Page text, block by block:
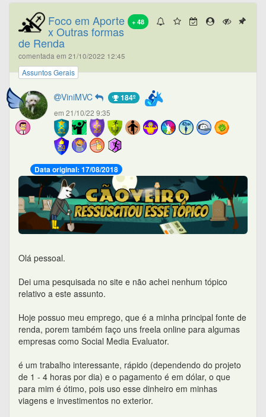
+ 48
Foco em Aporte
x Outras formas
de Renda
comentada em 21/10/2022 12:45
Assuntos Gerais
ViniMVC 184º
em 21/10/22 9:35
Data original: 17/08/2018
Olá pessoal.
Dei uma pesquisada no site e não achei nenhum tópico
relativo a este assunto.
Hoje possuo meu emprego, que é a minha principal fonte de
renda, porem também faço uns freela online para algumas
empresas como Social Media Evaluator.
é um trabalho interessante, rápido (dependendo do projeto
de 1 - 4 horas por dia) e o pagamento é em dólar, o que
para mim é ótimo, pois uso esse dinheiro em minhas
viagens e investimentos no exterior.